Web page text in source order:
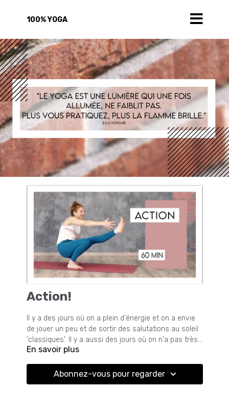
100% YOGA
Action!
Il y a des jours où on a plein d'énergie et on a envie
de jouer un peu et de sortir des salutations au soleil
'classiques'. Il y a aussi des jours où on n'a pas très
envie de monter sur son tapis mais finalement on se
bonne idée pour s'amuser, transpirer (j'ai eu chaud!)
et faire du bien à tout son être!
En savoir plus
Abonnez-vous pour regarder